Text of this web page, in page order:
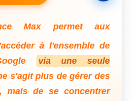
Max permet aux
à l'ensemble de
via une seule
s'agit plus de gérer des
mais de se concentrer